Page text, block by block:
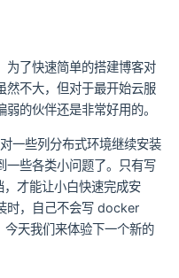
为了快速简单的搭建博客对
然不大，但对于最开始云服
的伙伴还是非常好用的。
一些列分布式环境继续安装
一些各类小问题了。只有写
才能让小白快速完成安
时，自己不会写 docker
天我们来体验下一个新的